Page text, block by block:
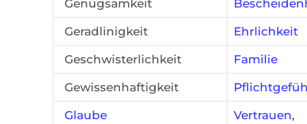
Genügsamkeit
Geradlinigkeit Ehrlichkeit
Geschwisterlichkeit Familie
Gewissenhaftigkeit
Glaube Vertrauen,